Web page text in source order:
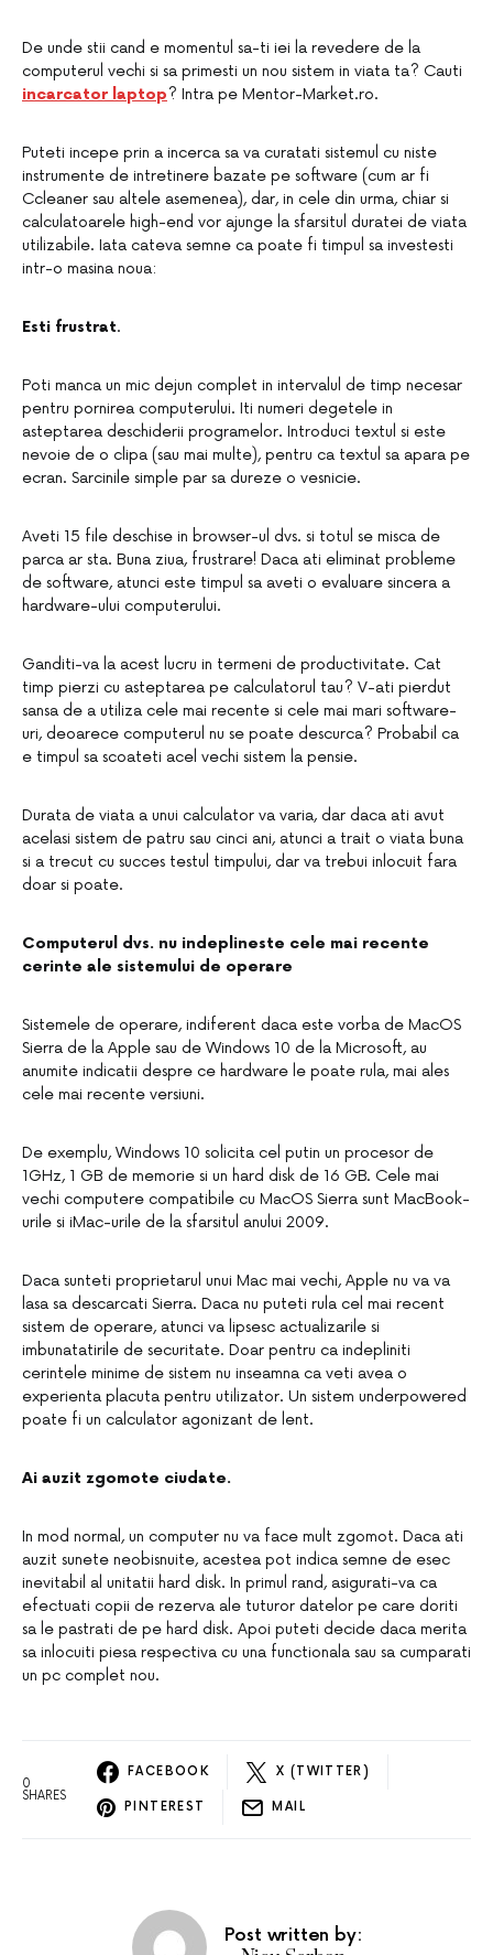
De unde stii cand e momentul sa-ti iei la revedere de la
computerul vechi si sa primesti un nou sistem in viata ta? Cauti
incarcator laptop? Intra pe Mentor-Market.ro.
Puteti incepe prin a incerca sa va curatati sistemul cu niste
instrumente de intretinere bazate pe software (cum ar fi
Ccleaner sau altele asemenea), dar, in cele din urma, chiar si
calculatoarele high-end vor ajunge la sfarsitul duratei de viata
utilizabile. Iata cateva semne ca poate fi timpul sa investesti
intr-o masina noua:
Esti frustrat.
Poti manca un mic dejun complet in intervalul de timp necesar
pentru pornirea computerului. Iti numeri degetele in
asteptarea deschiderii programelor. Introduci textul si este
nevoie de o clipa (sau mai multe), pentru ca textul sa apara pe
ecran. Sarcinile simple par sa dureze o vesnicie.
Aveti 15 file deschise in browser-ul dvs. si totul se misca de
parca ar sta. Buna ziua, frustrare! Daca ati eliminat probleme
de software, atunci este timpul sa aveti o evaluare sincera a
hardware-ului computerului.
Ganditi-va la acest lucru in termeni de productivitate. Cat
timp pierzi cu asteptarea pe calculatorul tau? V-ati pierdut
sansa de a utiliza cele mai recente si cele mai mari software-
uri, deoarece computerul nu se poate descurca? Probabil ca
e timpul sa scoateti acel vechi sistem la pensie.
Durata de viata a unui calculator va varia, dar daca ati avut
acelasi sistem de patru sau cinci ani, atunci a trait o viata buna
si a trecut cu succes testul timpului, dar va trebui inlocuit fara
doar si poate.
Computerul dvs. nu indeplineste cele mai recente
cerinte ale sistemului de operare
Sistemele de operare, indiferent daca este vorba de MacOS
Sierra de la Apple sau de Windows 10 de la Microsoft, au
anumite indicatii despre ce hardware le poate rula, mai ales
cele mai recente versiuni.
De exemplu, Windows 10 solicita cel putin un procesor de
1GHz, 1 GB de memorie si un hard disk de 16 GB. Cele mai
vechi computere compatibile cu MacOS Sierra sunt MacBook-
urile si iMac-urile de la sfarsitul anului 2009.
Daca sunteti proprietarul unui Mac mai vechi, Apple nu va va
lasa sa descarcati Sierra. Daca nu puteti rula cel mai recent
sistem de operare, atunci va lipsesc actualizarile si
imbunatatirile de securitate. Doar pentru ca indepliniti
cerintele minime de sistem nu inseamna ca veti avea o
experienta placuta pentru utilizator. Un sistem underpowered
poate fi un calculator agonizant de lent.
Ai auzit zgomote ciudate.
In mod normal, un computer nu va face mult zgomot. Daca ati
auzit sunete neobisnuite, acestea pot indica semne de esec
inevitabil al unitatii hard disk. In primul rand, asigurati-va ca
efectuati copii de rezerva ale tuturor datelor pe care doriti
sa le pastrati de pe hard disk. Apoi puteti decide daca merita
sa inlocuiti piesa respectiva cu una functionala sau sa cumparati
un pc complet nou.
0
SHARES
FACEBOOK X (TWITTER)
PINTEREST MAIL
Post written by: